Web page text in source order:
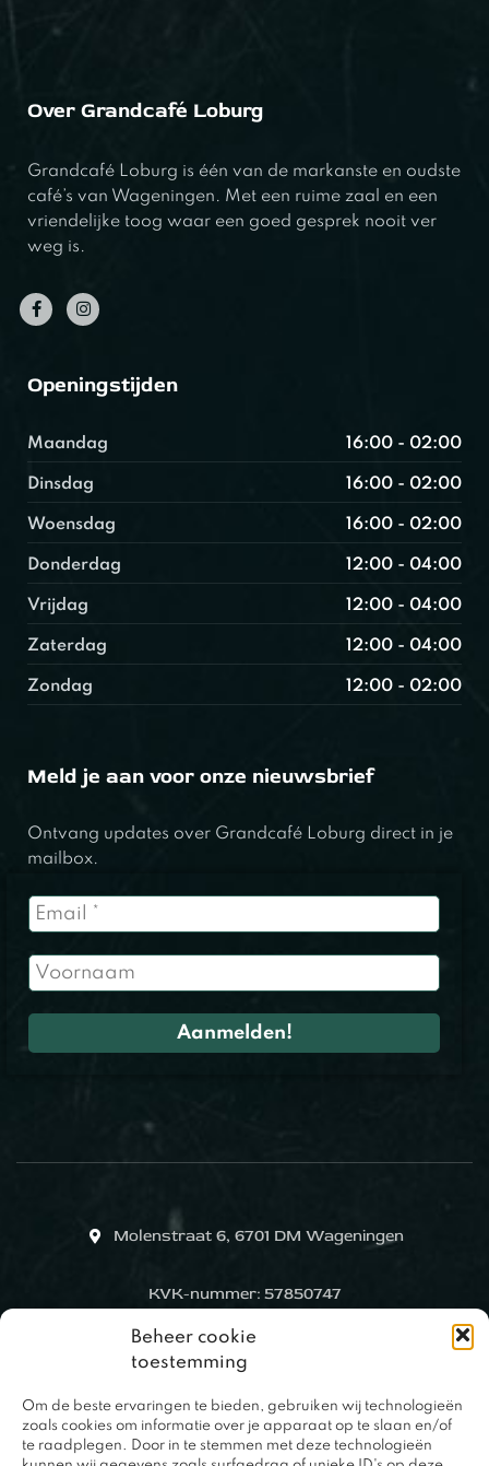
Beheer cookie
toestemming
Om de beste ervaringen te bieden, gebruiken wij technologieën
zoals cookies om informatie over je apparaat op te slaan en/of
te raadplegen. Door in te stemmen met deze technologieën
Over Grandcafé Loburg
Grandcafé Loburg is één van de markanste en oudste
café’s van Wageningen. Met een ruime zaal en een
vriendelijke toog waar een goed gesprek nooit ver
weg is.
Openingstijden
Maandag 16:00 - 02:00
Dinsdag 16:00 - 02:00
Woensdag 16:00 - 02:00
Donderdag 12:00 - 04:00
Vrijdag 12:00 - 04:00
Zaterdag 12:00 - 04:00
Zondag 12:00 - 02:00
Meld je aan voor onze nieuwsbrief
Ontvang updates over Grandcafé Loburg direct in je
mailbox.
Molenstraat 6, 6701 DM Wageningen
KVK-nummer: 57850747